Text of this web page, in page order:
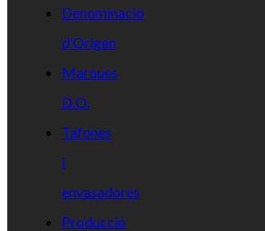
Denominació
d’Origen
Marques
D.O.
Tafones
i
envasadores
Producció